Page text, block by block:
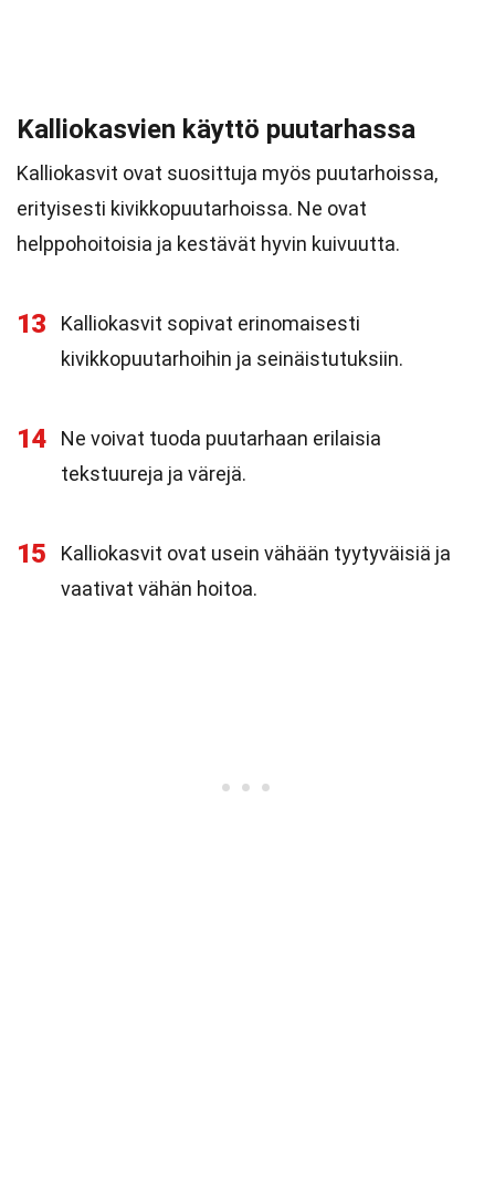
Kalliokasvien käyttö puutarhassa
Kalliokasvit ovat suosittuja myös puutarhoissa,
erityisesti kivikkopuutarhoissa. Ne ovat
helppohoitoisia ja kestävät hyvin kuivuutta.
13
Kalliokasvit sopivat erinomaisesti
kivikkopuutarhoihin ja seinäistutuksiin.
14
Ne voivat tuoda puutarhaan erilaisia
tekstuureja ja värejä.
15
Kalliokasvit ovat usein vähään tyytyväisiä ja
vaativat vähän hoitoa.